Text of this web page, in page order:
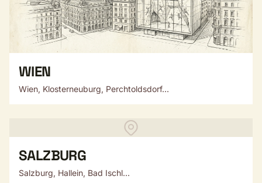
WIEN
Wien, Klosterneuburg, Perchtoldsdorf...
SALZBURG
Salzburg, Hallein, Bad Ischl...